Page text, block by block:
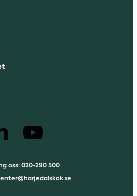
oss: 020-290 500